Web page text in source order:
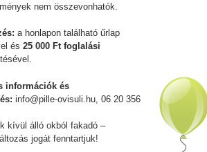
nem összevonhatók.
a honlapon található űrlap
és 25 000 Ft foglalási
információk és
info@pille-ovisuli.hu, 06 20 356
kívül álló okból fakadó –
jogát fenntartjuk!